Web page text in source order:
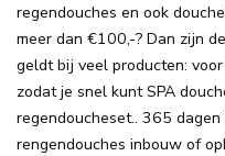
regendouches en ook
meer dan €100,-? Dan zijn
geldt bij veel producten:
zodat je snel kunt SPA
regendoucheset.. 365
rengendouches inbouw of